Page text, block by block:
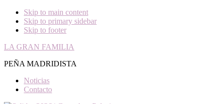
Skip to main content
Skip to primary sidebar
Skip to footer
LA GRAN FAMILIA
PEÑA MADRIDISTA
Noticias
Contacto